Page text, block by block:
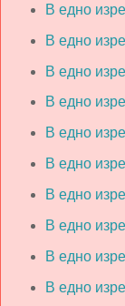
В едно
В едно
В едно
В едно
В едно
В едно
В едно
В едно
В едно
В едно